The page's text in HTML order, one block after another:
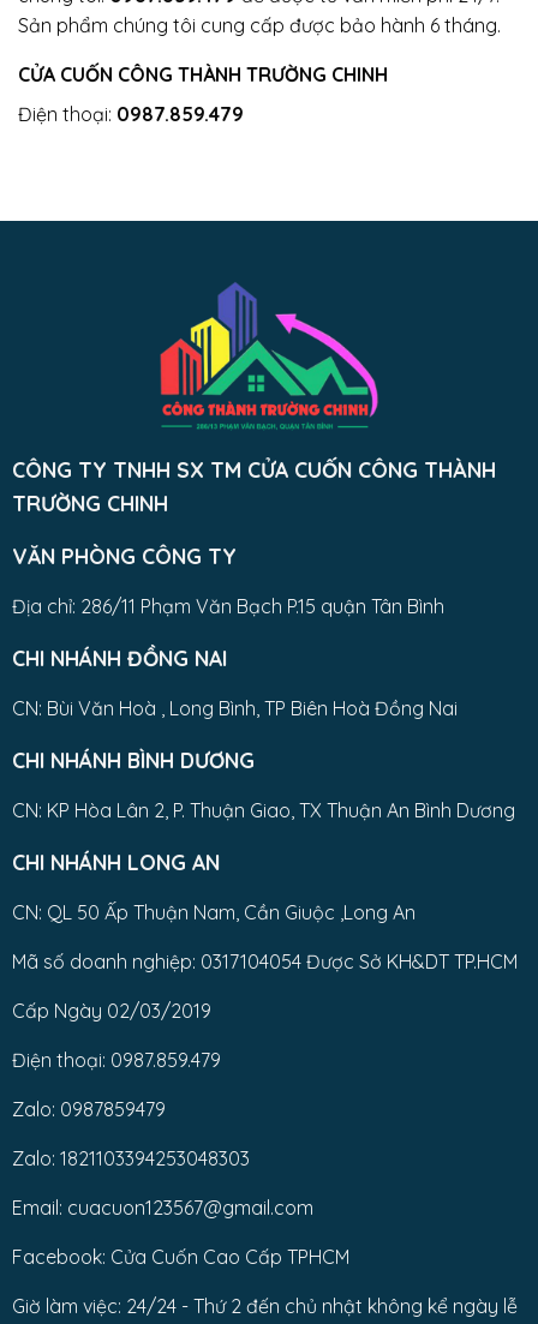
Sản phẩm chúng tôi cung cấp được bảo hành 6 tháng.
CỬA CUỐN CÔNG THÀNH TRƯỜNG CHINH
Điện thoại: 0987.859.479
CÔNG TY TNHH SX TM CỬA CUỐN CÔNG THÀNH
TRƯỜNG CHINH
VĂN PHÒNG CÔNG TY
Địa chỉ: 286/11 Phạm Văn Bạch P.15 quận Tân Bình
CHI NHÁNH ĐỒNG NAI
CN: Bùi Văn Hoà , Long Bình, TP Biên Hoà Đồng Nai
CHI NHÁNH BÌNH DƯƠNG
CN: KP Hòa Lân 2, P. Thuận Giao, TX Thuận An Bình Dương
CHI NHÁNH LONG AN
CN: QL 50 Ấp Thuận Nam, Cần Giuộc ,Long An
Mã số doanh nghiệp: 0317104054 Được Sở KH&DT TP.HCM
Cấp Ngày 02/03/2019
Điện thoại: 0987.859.479
Zalo: 0987859479
Zalo: 1821103394253048303
Email: cuacuon123567@gmail.com
Facebook: Cửa Cuốn Cao Cấp TPHCM
Giờ làm việc: 24/24 - Thứ 2 đến chủ nhật không kể ngày lễ